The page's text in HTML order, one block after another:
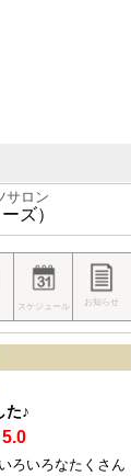
サロン
ズ）
スケジュール お知らせ
た♪
5.0
ろいろなたくさん